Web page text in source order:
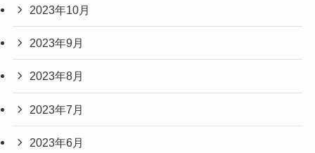
2023年10月
2023年9月
2023年8月
2023年7月
2023年6月